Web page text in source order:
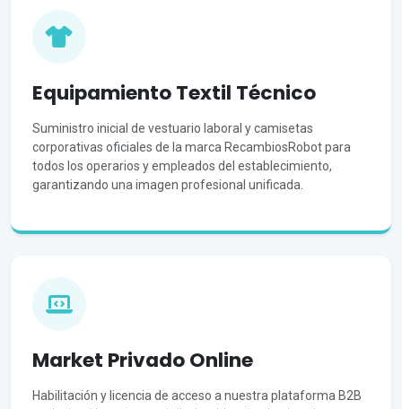
Equipamiento Textil Técnico
Suministro inicial de vestuario laboral y camisetas
corporativas oficiales de la marca RecambiosRobot para
todos los operarios y empleados del establecimiento,
garantizando una imagen profesional unificada.
Market Privado Online
Habilitación y licencia de acceso a nuestra plataforma B2B